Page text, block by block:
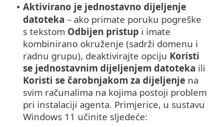
• Aktivirano je jednostavno dijeljenje
datoteka – ako primate poruku pogreške
s tekstom Odbijen pristup i imate
kombinirano okruženje (sadrži domenu i
radnu grupu), deaktivirajte opciju Koristi
se jednostavnim dijeljenjem datoteka ili
Koristi se čarobnjakom za dijeljenje na
svim računalima na kojima postoji problem
pri instalaciji agenta. Primjerice, u sustavu
Windows 11 učinite sljedeće: